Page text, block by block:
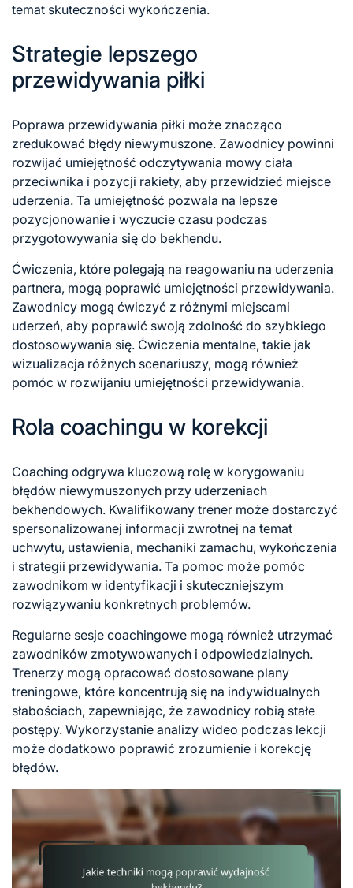
temat skuteczności wykończenia.
Strategie lepszego
przewidywania piłki
Poprawa przewidywania piłki może znacząco
zredukować błędy niewymuszone. Zawodnicy powinni
rozwijać umiejętność odczytywania mowy ciała
przeciwnika i pozycji rakiety, aby przewidzieć miejsce
uderzenia. Ta umiejętność pozwala na lepsze
pozycjonowanie i wyczucie czasu podczas
przygotowywania się do bekhendu.
Ćwiczenia, które polegają na reagowaniu na uderzenia
partnera, mogą poprawić umiejętności przewidywania.
Zawodnicy mogą ćwiczyć z różnymi miejscami
uderzeń, aby poprawić swoją zdolność do szybkiego
dostosowywania się. Ćwiczenia mentalne, takie jak
wizualizacja różnych scenariuszy, mogą również
pomóc w rozwijaniu umiejętności przewidywania.
Rola coachingu w korekcji
Coaching odgrywa kluczową rolę w korygowaniu
błędów niewymuszonych przy uderzeniach
bekhendowych. Kwalifikowany trener może dostarczyć
spersonalizowanej informacji zwrotnej na temat
uchwytu, ustawienia, mechaniki zamachu, wykończenia
i strategii przewidywania. Ta pomoc może pomóc
zawodnikom w identyfikacji i skuteczniejszym
rozwiązywaniu konkretnych problemów.
Regularne sesje coachingowe mogą również utrzymać
zawodników zmotywowanych i odpowiedzialnych.
Trenerzy mogą opracować dostosowane plany
treningowe, które koncentrują się na indywidualnych
słabościach, zapewniając, że zawodnicy robią stałe
postępy. Wykorzystanie analizy wideo podczas lekcji
może dodatkowo poprawić zrozumienie i korekcję
błędów.